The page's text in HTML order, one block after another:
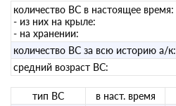
количество ВС в настоящее время:
- из них на крыле:
- на хранении:
количество ВС за всю историю а/к:
средний возраст ВС:
тип ВС в наст. время